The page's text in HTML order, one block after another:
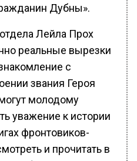
Дубны».
Лейла Прох
реальные вырезки
с
звания Героя
молодому
уважение к истории
фронтовиков-
и прочитать в